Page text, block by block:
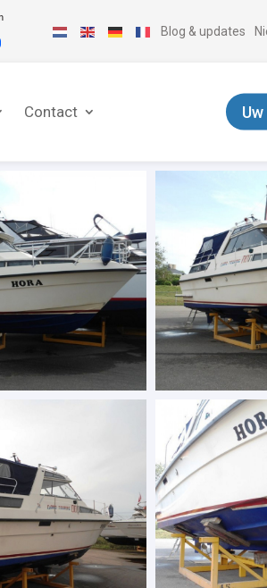
Blog & updates
Contact